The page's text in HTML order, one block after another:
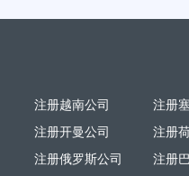
注册新加坡公司要求？
注册越南公司
注册开曼公司
注册俄罗斯公司
注册
注册
注册